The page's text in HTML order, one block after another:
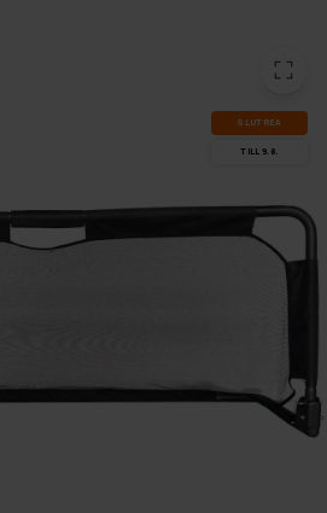
SLUT­REA
TILL 9.8.